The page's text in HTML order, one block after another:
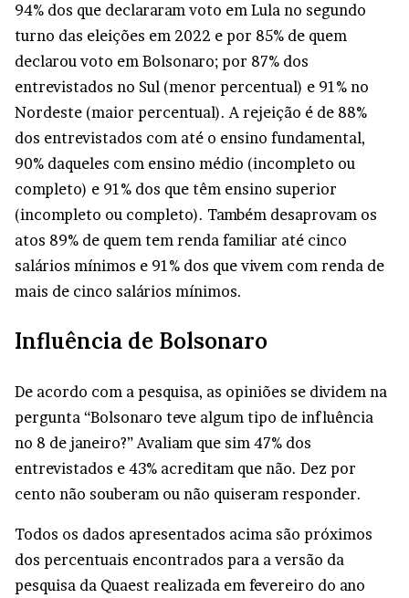
94% dos que declararam voto em Lula no segundo
turno das eleições em 2022 e por 85% de quem
declarou voto em Bolsonaro; por 87% dos
entrevistados no Sul (menor percentual) e 91% no
Nordeste (maior percentual). A rejeição é de 88%
dos entrevistados com até o ensino fundamental,
90% daqueles com ensino médio (incompleto ou
completo) e 91% dos que têm ensino superior
(incompleto ou completo). Também desaprovam os
atos 89% de quem tem renda familiar até cinco
salários mínimos e 91% dos que vivem com renda de
mais de cinco salários mínimos.
Influência de Bolsonaro
De acordo com a pesquisa, as opiniões se dividem na
pergunta “Bolsonaro teve algum tipo de influência
no 8 de janeiro?” Avaliam que sim 47% dos
entrevistados e 43% acreditam que não. Dez por
cento não souberam ou não quiseram responder.
Todos os dados apresentados acima são próximos
dos percentuais encontrados para a versão da
pesquisa da Quaest realizada em fevereiro do ano